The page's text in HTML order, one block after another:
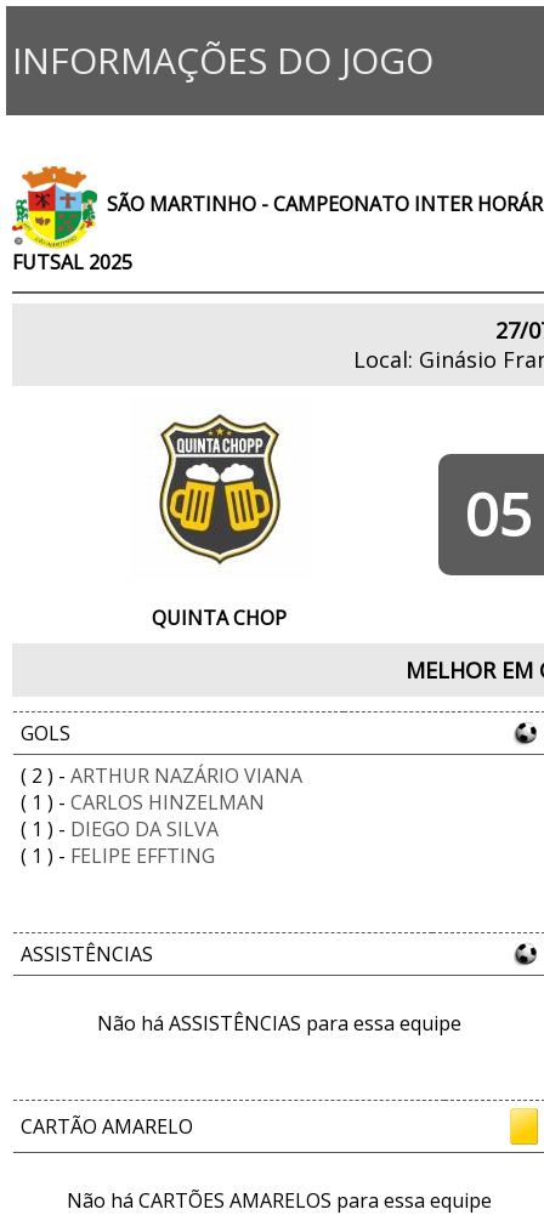
INFORMAÇÕES DO JOGO
SÃO MARTINHO - CAMPEONATO INTER
FUTSAL 2025
27/
Local: Ginásio
QUINTA CHOP
05
MELHOR
GOLS
( 2 ) - ARTHUR NAZÁRIO VIANA
( 1 ) - CARLOS HINZELMAN
( 1 ) - DIEGO DA SILVA
( 1 ) - FELIPE EFFTING
ASSISTÊNCIAS
Não há ASSISTÊNCIAS para essa equipe
CARTÃO AMARELO
Não há CARTÕES AMARELOS para essa equipe